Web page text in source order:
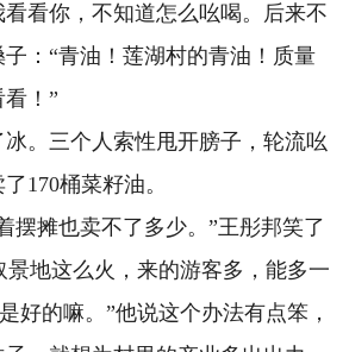
看你，不知道怎么吆喝。后来不
：“青油！莲湖村的青油！质量
！”
三个人索性甩开膀子，轮流吆
170桶菜籽油。
摊也卖不了多少。”王彤邦笑了
景地这么火，来的游客多，能多一
好的嘛。”他说这个办法有点笨，